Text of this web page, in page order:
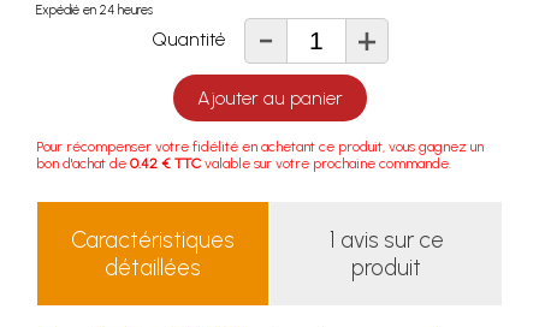
Expédié en 24 heures
Quantité - +
Ajouter au panier
Pour récompenser votre fidélité en achetant ce produit, vous gagnez un
bon d'achat de 0.42 € TTC valable sur votre prochaine commande.
Caractéristiques
détaillées
1 avis sur ce
produit